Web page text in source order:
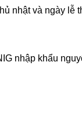
nhật và ngày lễ
nhập khẩu